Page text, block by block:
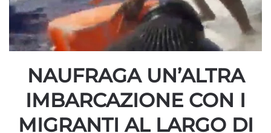
NAUFRAGA UN’ALTRA
IMBARCAZIONE CON I
MIGRANTI AL LARGO DI